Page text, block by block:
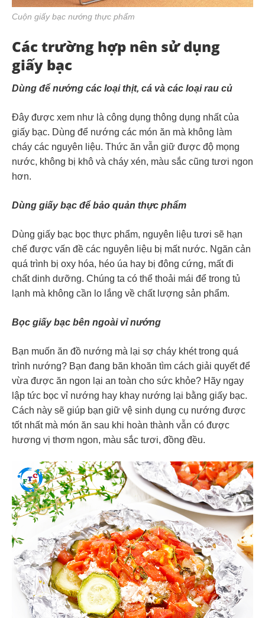
Cuộn giấy bạc nướng thực phẩm
Các trường hợp nên sử dụng
giấy bạc
Dùng để nướng các loại thịt, cá và các loại rau củ
Đây được xem như là công dụng thông dụng nhất của
giấy bạc. Dùng để nướng các món ăn mà không làm
cháy các nguyên liệu. Thức ăn vẫn giữ được độ mọng
nước, không bị khô và cháy xén, màu sắc cũng tươi ngon
hơn.
Dùng giấy bạc để bảo quản thực phẩm
Dùng giấy bạc bọc thực phẩm, nguyên liệu tươi sẽ hạn
chế được vấn đề các nguyên liệu bị mất nước. Ngăn cản
quá trình bị oxy hóa, héo úa hay bị đông cứng, mất đi
chất dinh dưỡng. Chúng ta có thể thoải mái để trong tủ
lạnh mà không cần lo lắng về chất lượng sản phẩm.
Bọc giấy bạc bên ngoài vỉ nướng
Bạn muốn ăn đồ nướng mà lại sợ cháy khét trong quá
trình nướng? Bạn đang băn khoăn tìm cách giải quyết để
vừa được ăn ngon lại an toàn cho sức khỏe? Hãy ngay
lập tức bọc vỉ nướng hay khay nướng lại bằng giấy bạc.
Cách này sẽ giúp bạn giữ vệ sinh dụng cụ nướng được
tốt nhất mà món ăn sau khi hoàn thành vẫn có được
hương vị thơm ngon, màu sắc tươi, đồng đều.